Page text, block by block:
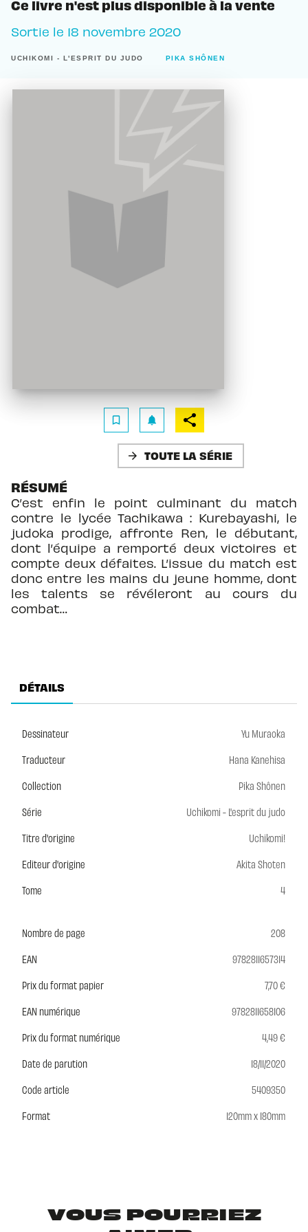
Ce livre n'est plus disponible à la vente
Sortie le 18 novembre 2020
UCHIKOMI - L'ESPRIT DU JUDO PIKA SHÔNEN
bookmark_border notifications
arrow_forward TOUTE LA SÉRIE
RÉSUMÉ
C’est enfin le point culminant du match
contre le lycée Tachikawa : Kurebayashi, le
judoka prodige, affronte Ren, le débutant,
dont l’équipe a remporté deux victoires et
compte deux défaites. L’issue du match est
donc entre les mains du jeune homme, dont
les talents se révéleront au cours du
combat…
DÉTAILS
Dessinateur
Yu Muraoka
Traducteur
Hana Kanehisa
Collection
Pika Shônen
Série
Uchikomi - L'esprit du judo
Titre d'origine
Uchikomi!
Editeur d'origine
Akita Shoten
Tome
4
Nombre de page
208
EAN
9782811657314
Prix du format papier
7,70 €
EAN numérique
9782811658106
Prix du format numérique
4,49 €
Date de parution
18/11/2020
Code article
5409350
Format
120mm x 180mm
VOUS POURRIEZ